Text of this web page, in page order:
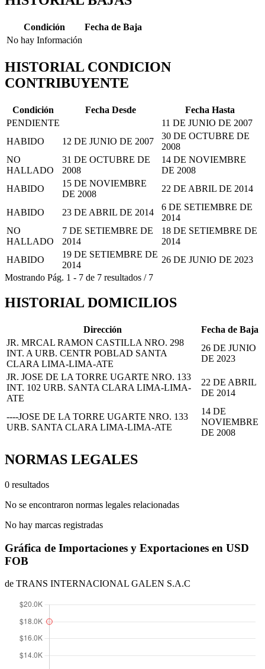
Condición
Fecha de Baja
No hay Información
HISTORIAL CONDICION
CONTRIBUYENTE
Condición Fecha Desde
Fecha Hasta
PENDIENTE
11 DE JUNIO DE 2007
HABIDO
12 DE JUNIO DE 2007
30 DE OCTUBRE DE
2008
NO
HALLADO
31 DE OCTUBRE DE
2008
14 DE NOVIEMBRE
DE 2008
HABIDO
15 DE NOVIEMBRE
DE 2008
22 DE ABRIL DE 2014
HABIDO 23 DE ABRIL DE 2014
6 DE SETIEMBRE DE
2014
NO
HALLADO
7 DE SETIEMBRE DE
2014
18 DE SETIEMBRE DE
2014
HABIDO
19 DE SETIEMBRE DE
2014
26 DE JUNIO DE 2023
Mostrando Pág. 1 - 7 de 7 resultados / 7
HISTORIAL DOMICILIOS
Dirección
Fecha de Baja
JR. MRCAL RAMON CASTILLA NRO. 298
INT. A URB. CENTR POBLAD SANTA
CLARA LIMA-LIMA-ATE
26 DE JUNIO
DE 2023
JR. JOSE DE LA TORRE UGARTE NRO. 133
INT. 102 URB. SANTA CLARA LIMA-LIMA-
ATE
22 DE ABRIL
DE 2014
----JOSE DE LA TORRE UGARTE NRO. 133
URB. SANTA CLARA LIMA-LIMA-ATE
14 DE
NOVIEMBRE
DE 2008
NORMAS LEGALES
0 resultados
No se encontraron normas legales relacionadas
No hay marcas registradas
Gráfica de Importaciones y Exportaciones en USD
FOB
de TRANS INTERNACIONAL GALEN S.A.C